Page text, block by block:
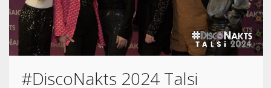
#DiscoNakts 2024 Talsi